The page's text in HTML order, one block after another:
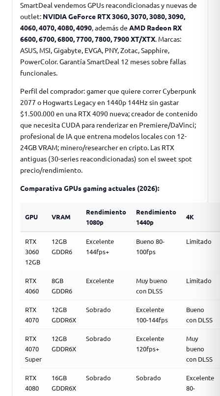
SmartDeal vendemos GPUs reacondicionadas y nuevas de
outlet: NVIDIA GeForce RTX 3060, 3070, 3080, 3090,
4060, 4070, 4080, 4090, además de AMD Radeon RX
6600, 6700, 6800, 7700, 7800, 7900 XT/XTX. Marcas:
ASUS, MSI, Gigabyte, EVGA, PNY, Zotac, Sapphire,
PowerColor. Garantía SmartDeal 12 meses sobre fallas
funcionales.
Perfil del comprador: gamer que quiere correr Cyberpunk
2077 o Hogwarts Legacy en 1440p 144Hz sin gastar
$1.500.000 en una RTX 4090 nueva; creador de contenido
que necesita CUDA para renderizar en Premiere/DaVinci;
profesional de IA que entrena modelos locales con 12-
24GB VRAM; minero/researcher en cripto. Las RTX
antiguas (30-series reacondicionadas) son el sweet spot
precio/rendimiento.
Comparativa GPUs gaming actuales (2026):
GPU VRAM
Rendimiento
1080p
Rendimiento
1440p
4K
RTX
3060
12GB
12GB
GDDR6
Excelente
144fps+
Bueno 80-
100fps
Limitado
RTX
4060
8GB
GDDR6
Excelente
Muy bueno
con DLSS
Limitado
RTX
4070
12GB
GDDR6X
Sobrado
Excelente
100-144fps
Bueno
con DLSS
RTX
4070
Super
12GB
GDDR6X
Sobrado
Excelente
120fps+
Muy
bueno
con DLSS
RTX
4080
16GB
GDDR6X
Sobrado Sobrado
Excelente
80-